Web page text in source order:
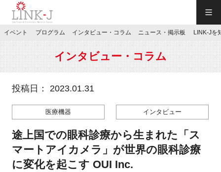
JP／EN
特別会員専用メニュー
施設ご予約
イベント プログラム インタビュー・コラム ニュース・掲示板 LINK-Jを
インタビュー・コラム
投稿日： 2023.01.31
医療機器 インタビュー
途上国での眼科診療から生まれた「ス
マートアイカメラ」が世界の眼科診療
に変化を起こす OUI Inc.